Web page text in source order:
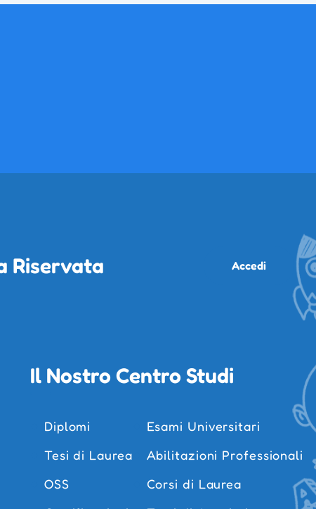
Riservata Accedi
Il Nostro Centro Studi
Diplomi
Esami Universitari
Tesi di Laurea
Abilitazioni Professionali
OSS
Corsi di Laurea